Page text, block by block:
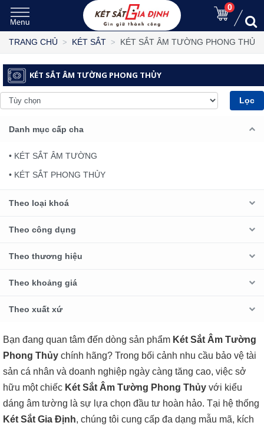
0
TRANG CHỦ KÉT SẮT KÉT SẮT ÂM TƯỜNG PHONG THỦY
KÉT SẮT ÂM TƯỜNG PHONG THỦY
Lọc
Danh mục cấp cha
• KÉT SẮT ÂM TƯỜNG
• KÉT SẮT PHONG THỦY
Theo loại khoá
Theo công dụng
Theo thương hiệu
Theo khoảng giá
Theo xuất xứ
Bạn đang quan tâm đến dòng sản phẩm Két Sắt Âm Tường
Phong Thủy chính hãng? Trong bối cảnh nhu cầu bảo vệ tài
sản cá nhân và doanh nghiệp ngày càng tăng cao, việc sở
hữu một chiếc Két Sắt Âm Tường Phong Thủy với kiểu
dáng âm tường là sự lựa chọn đầu tư hoàn hảo. Tại hệ thống
Két Sắt Gia Định, chúng tôi cung cấp đa dạng mẫu mã, kích